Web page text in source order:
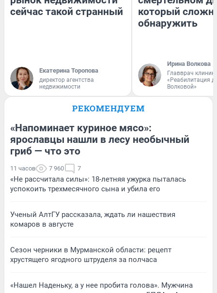
сейчас такой странный
Екатерина Торопова
директор агентства
недвижимости
который
обнаружить
Ирина Волкова
Главврач
«Реабилитация
Волковой»
РЕКОМЕНДУЕМ
«Напоминает куриное мясо»:
ярославцы нашли в лесу необычный
гриб — что это
11 часов 7 960 7
«Не рассчитала силы»: 18-летняя ужурка пыталась
успокоить трехмесячного сына и убила его
Ученый АлтГУ рассказала, ждать ли нашествия
комаров в августе
Сезон черники в Мурманской области: рецепт
хрустящего ягодного штруделя за полчаса
«Нашел Наденьку, а у нее пробита голова». Мужчина